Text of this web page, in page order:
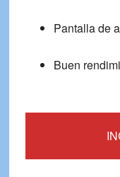
Pantalla de
Buen